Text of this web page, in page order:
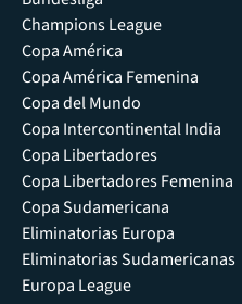
Champions League
Copa América
Copa América Femenina
Copa del Mundo
Copa Intercontinental India
Copa Libertadores
Copa Libertadores Femenina
Copa Sudamericana
Eliminatorias Europa
Eliminatorias Sudamericanas
Europa League